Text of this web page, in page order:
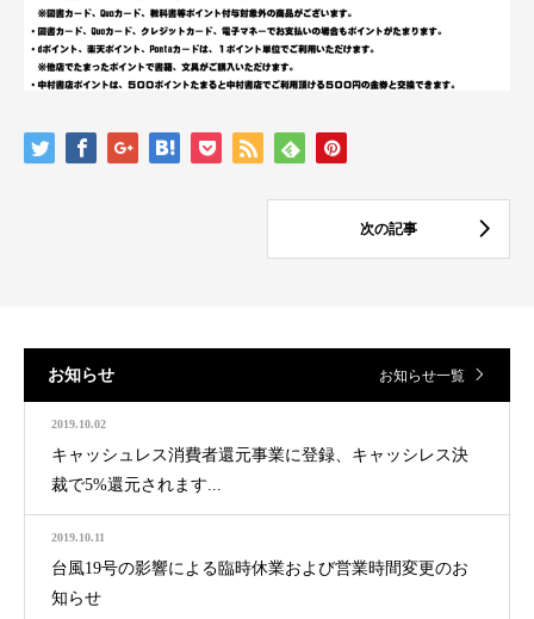
お知らせ お知らせ一覧
2019.10.02
キャッシュレス消費者還元事業に登録、キャッシレス決
裁で5%還元されます...
2019.10.11
台風19号の影響による臨時休業および営業時間変更のお
知らせ